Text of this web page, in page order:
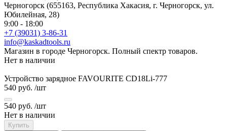
Черногорск (655163, Республика Хакасия, г. Черногорск, ул.
Юбилейная, 28)
9:00 - 18:00
+7 (39031) 3-86-31
info@kaskadtools.ru
Магазин в городе Черногорск. Полный спектр товаров.
Нет в наличии
Устройство зарядное FAVOURITE CD18Li-777
540 руб. /шт
540 руб. /шт
Нет в наличии
Купить